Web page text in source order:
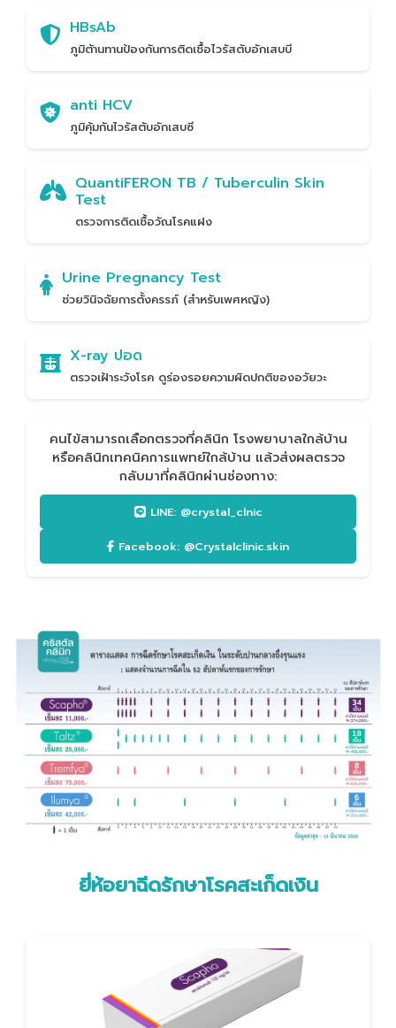
HBsAb
ภูมิต้านทานป้องกันการติดเชื้อไวรัสตับอักเสบบี
anti HCV
ภูมิคุ้มกันไวรัสตับอักเสบซี
QuantiFERON TB / Tuberculin Skin
Test
ตรวจการติดเชื้อวัณโรคแฝง
Urine Pregnancy Test
ช่วยวินิจฉัยการตั้งครรภ์ (สำหรับเพศหญิง)
X-ray ปอด
ตรวจเฝ้าระวังโรค ดูร่องรอยความผิดปกติของอวัยวะ
คนไข้สามารถเลือกตรวจที่คลินิก โรงพยาบาลใกล้บ้าน
หรือคลินิกเทคนิคการแพทย์ใกล้บ้าน แล้วส่งผลตรวจ
กลับมาที่คลินิกผ่านช่องทาง:
LINE: @crystal_clnic
Facebook: @Crystalclinic.skin
ยี่ห้อยาฉีดรักษาโรคสะเก็ดเงิน